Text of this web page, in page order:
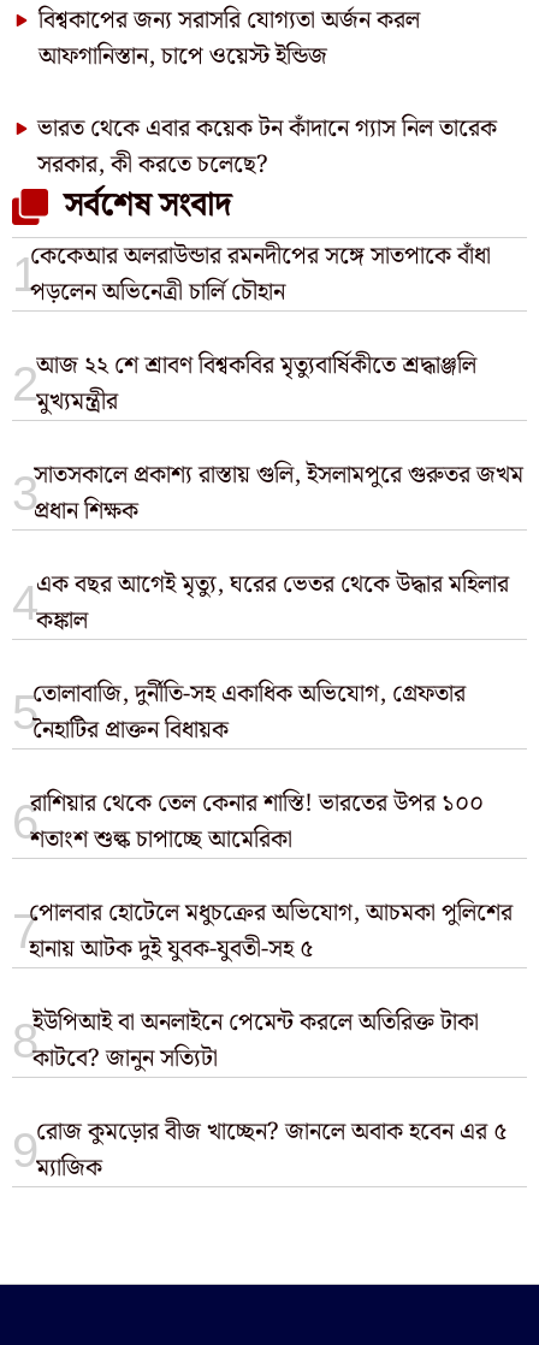
বিশ্বকাপের জন্য সরাসরি যোগ্যতা অর্জন করল
আফগানিস্তান, চাপে ওয়েস্ট ইন্ডিজ
ভারত থেকে এবার কয়েক টন কাঁদানে গ্যাস নিল তারেক
সরকার, কী করতে চলেছে?
সর্বশেষ সংবাদ
কেকেআর অলরাউন্ডার রমনদীপের সঙ্গে সাতপাকে বাঁধা
পড়লেন অভিনেত্রী চার্লি চৌহান
আজ ২২ শে শ্রাবণ বিশ্বকবির মৃত্যুবার্ষিকীতে শ্রদ্ধাঞ্জলি
মুখ্যমন্ত্রীর
সাতসকালে প্রকাশ্য রাস্তায় গুলি, ইসলামপুরে গুরুতর জখম
প্রধান শিক্ষক
এক বছর আগেই মৃত্যু, ঘরের ভেতর থেকে উদ্ধার মহিলার
কঙ্কাল
তোলাবাজি, দুর্নীতি-সহ একাধিক অভিযোগ, গ্রেফতার
নৈহাটির প্রাক্তন বিধায়ক
রাশিয়ার থেকে তেল কেনার শাস্তি! ভারতের উপর ১০০
শতাংশ শুল্ক চাপাচ্ছে আমেরিকা
পোলবার হোটেলে মধুচক্রের অভিযোগ, আচমকা পুলিশের
হানায় আটক দুই যুবক-যুবতী-সহ ৫
ইউপিআই বা অনলাইনে পেমেন্ট করলে অতিরিক্ত টাকা
কাটবে? জানুন সত্যিটা
রোজ কুমড়োর বীজ খাচ্ছেন? জানলে অবাক হবেন এর ৫
ম্যাজিক